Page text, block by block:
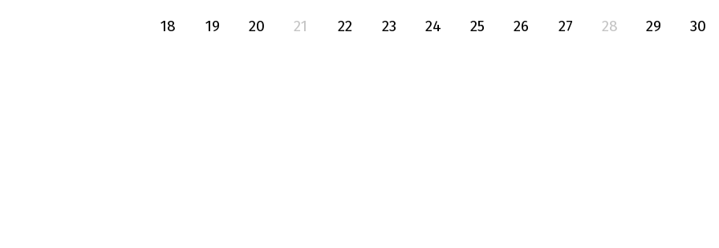
18
19 20 21 22 23 24 25 26 27 28 29 30